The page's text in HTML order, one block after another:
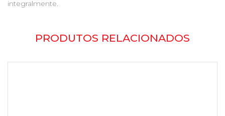
integralmente.
PRODUTOS RELACIONADOS